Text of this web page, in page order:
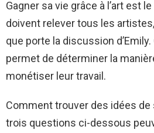
Gagner sa vie grâce à l’art est
doivent relever tous les
que porte la discussion
permet de déterminer la
monétiser leur travail.
Comment trouver des idées
trois questions ci-dessous